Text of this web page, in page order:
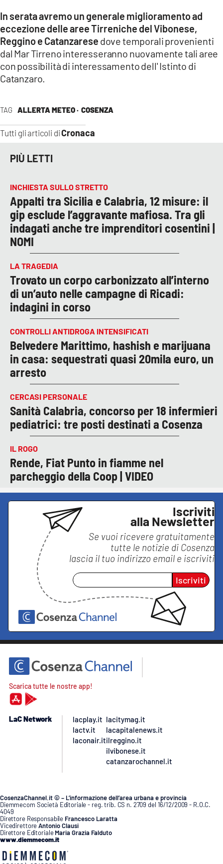
TAG ALLERTA METEO · COSENZA
Tutti gli articoli diCronaca
In serata avremo un generale miglioramento ad
eccezione delle aree Tirreniche del Vibonese,
Reggino e Catanzarese dove temporali provenienti
dal Mar Tirreno interesseranno nuovamente tali aree
con possibilità di interessamento dell' Istinto di
Catanzaro.
PIÙ LETTI
INCHIESTA SULLO STRETTO
Appalti tra Sicilia e Calabria, 12 misure: il
gip esclude l’aggravante mafiosa. Tra gli
indagati anche tre imprenditori cosentini |
NOMI
LA TRAGEDIA
Trovato un corpo carbonizzato all’interno
di un’auto nelle campagne di Ricadi:
indagini in corso
CONTROLLI ANTIDROGA INTENSIFICATI
Belvedere Marittimo, hashish e marijuana
in casa: sequestrati quasi 20mila euro, un
arresto
CERCASI PERSONALE
Sanità Calabria, concorso per 18 infermieri
pediatrici: tre posti destinati a Cosenza
IL ROGO
Rende, Fiat Punto in fiamme nel
parcheggio della Coop | VIDEO
Iscriviti
alla Newsletter
Se vuoi ricevere gratuitamente
tutte le notizie di Cosenza
lascia il tuo indirizzo email e iscriviti
Iscriviti
Scarica tutte le nostre app!
LaC Network
lacplay.it
lactv.it
laconair.it
lacitymag.it
lacapitalenews.it
ilreggino.it
ilvibonese.it
catanzarochannel.it
CosenzaChannel.it © – L’informazione dell’area urbana e provincia
Diemmecom Società Editoriale - reg. trib. CS n. 2709 del 16/12/2009 - R.O.C.
4049
Direttore Responsabile Francesco Laratta
VicedirettoreAntonio Clausi
Direttore Editoriale Maria Grazia Falduto
www.diemmecom.it